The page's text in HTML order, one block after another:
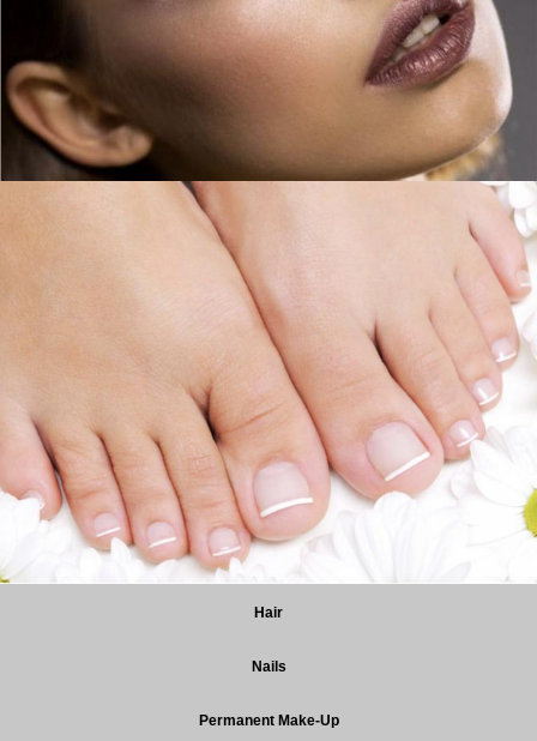
Hair
Nails
Permanent Make-Up